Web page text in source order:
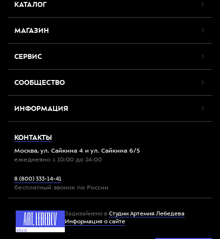
КАТАЛОГ
МАГАЗИН
СЕРВИС
СООБЩЕСТВО
ИНФОРМАЦИЯ
КОНТАКТЫ
Москва, ул. Сайкина 4 и ул. Сайкина 6/5
ежедневно с 10:00 до 24:00
8 (800) 333-14-41
бесплатный звонок по России
Задизайнено в Студии Артемия Лебедева
Информация о сайте